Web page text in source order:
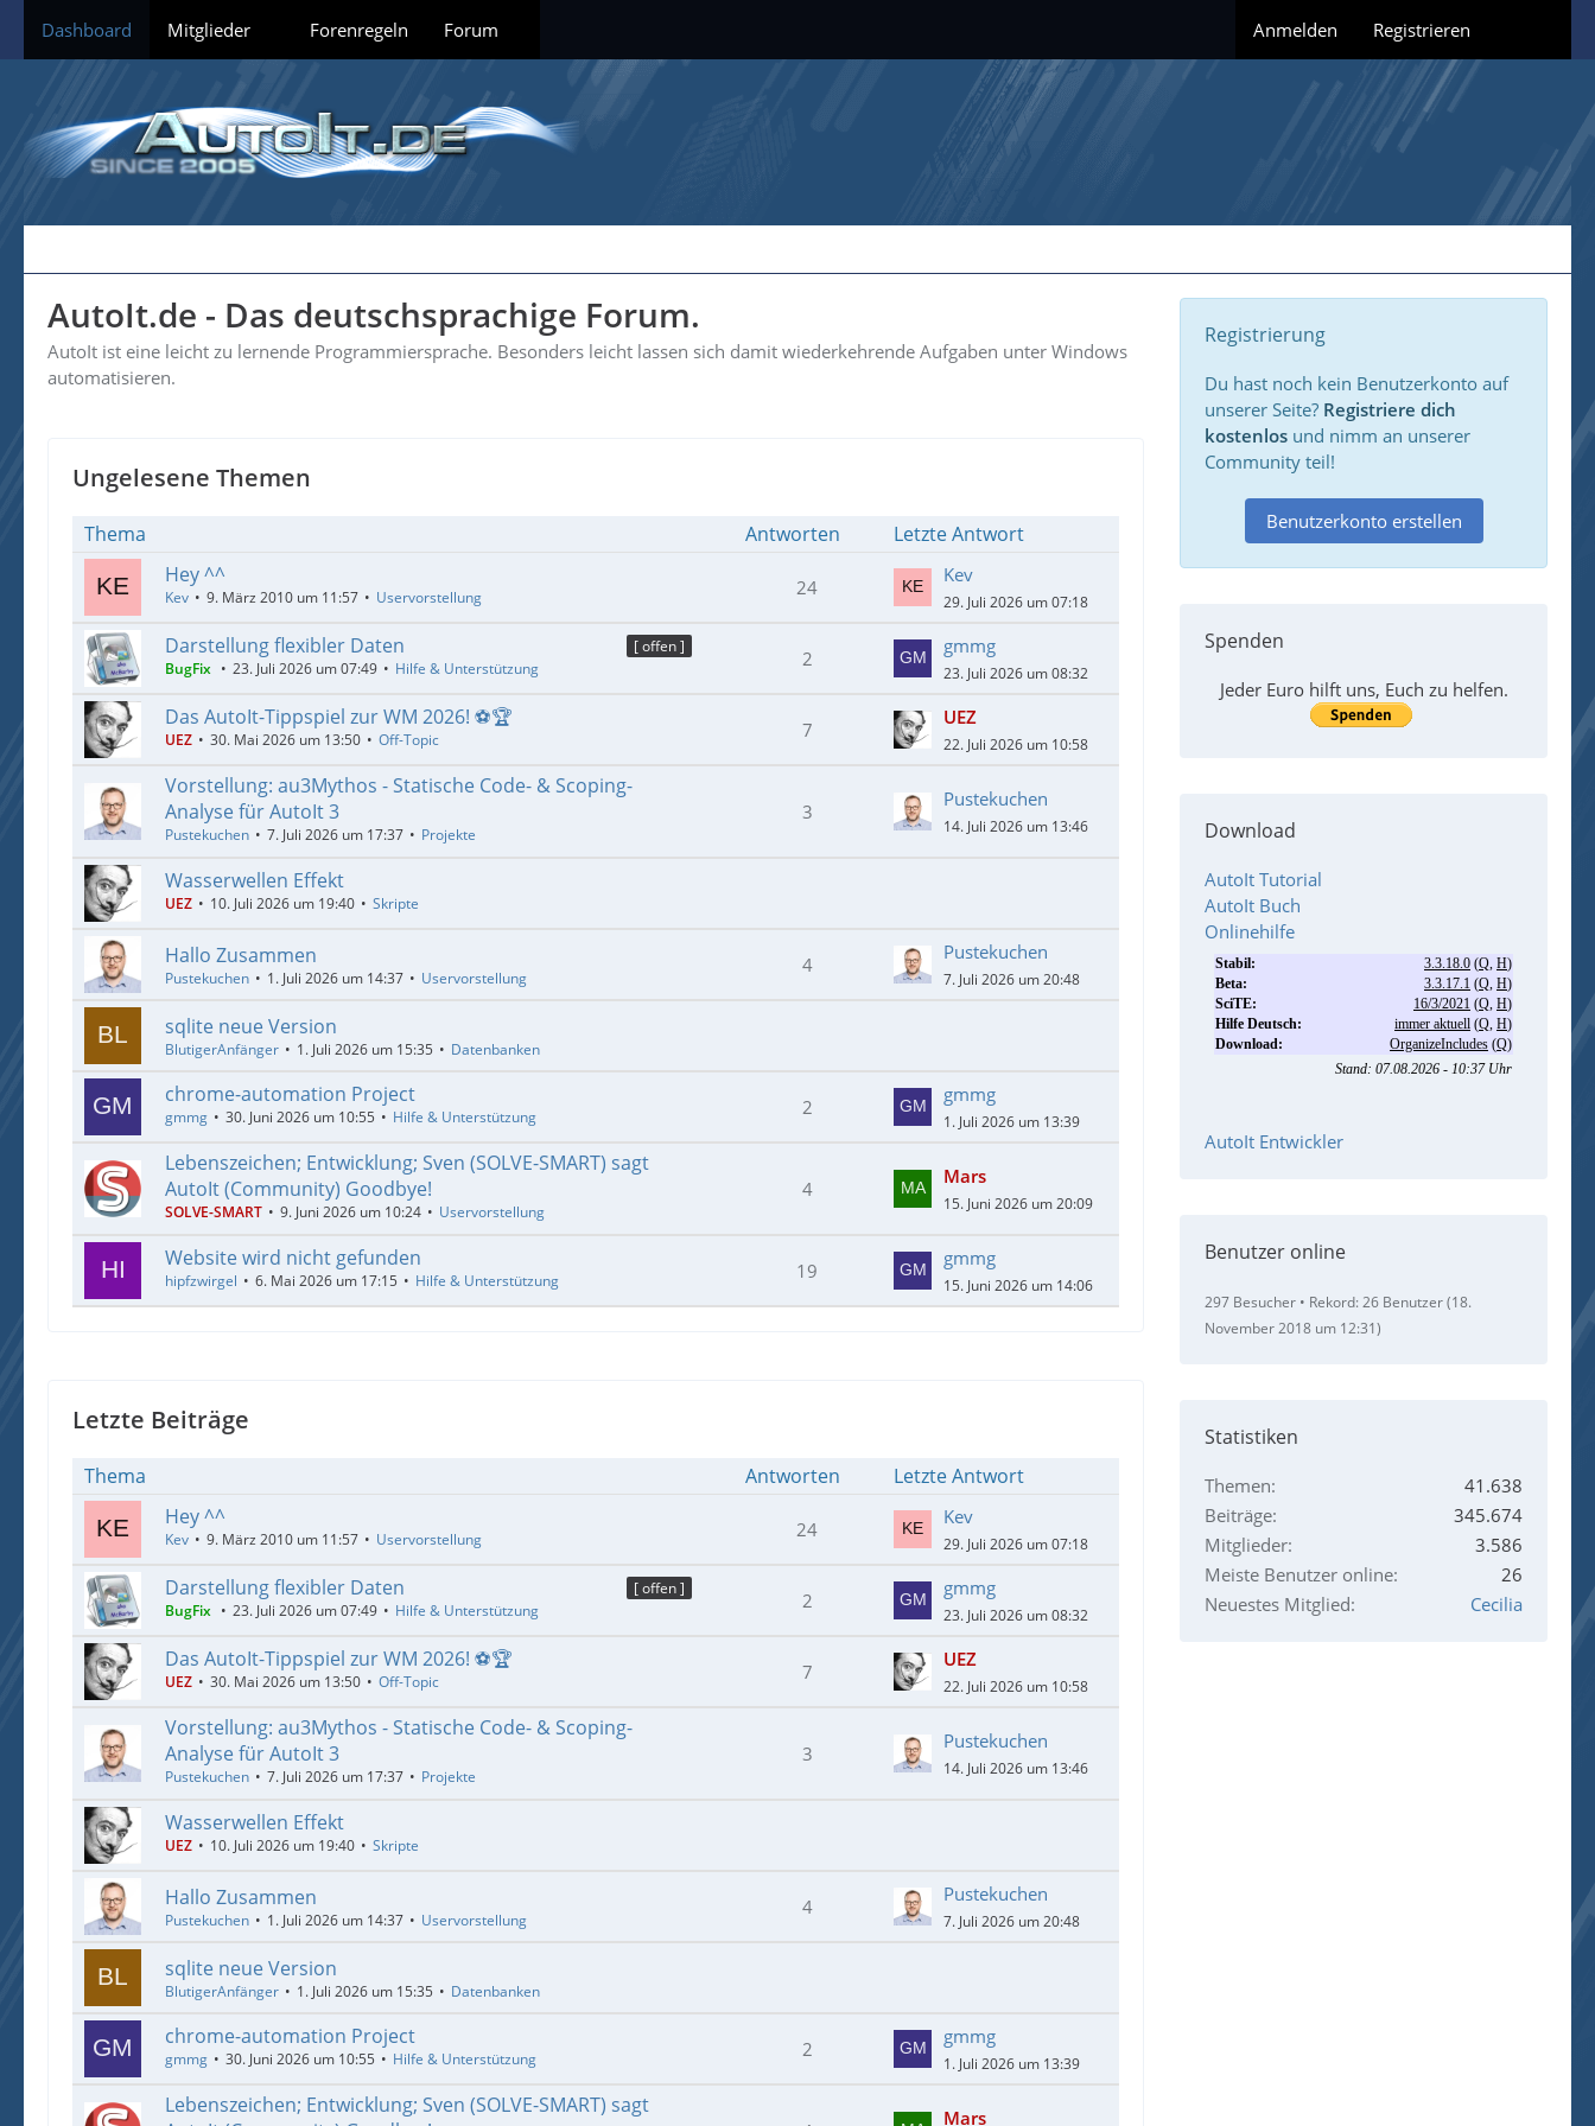
Dashboard Mitglieder Forenregeln Forum Anmelden Registrieren
AutoIt.de - Das deutschsprachige Forum.
AutoIt ist eine leicht zu lernende Programmiersprache. Besonders leicht lassen sich damit wiederkehrende Aufgaben unter Windows
automatisieren.
Ungelesene Themen
Thema Antworten
Letzte Antwort
Hey ^^
Kev 9. März 2010 um 11:57 Uservorstellung 24
Kev
29. Juli 2026 um 07:18
[ offen ]
Darstellung flexibler Daten
BugFix 23. Juli 2026 um 07:49 Hilfe & Unterstützung 2
gmmg
23. Juli 2026 um 08:32
Das AutoIt-Tippspiel zur WM 2026! ⚽🏆
UEZ 30. Mai 2026 um 13:50 Off-Topic 7
UEZ
22. Juli 2026 um 10:58
Vorstellung: au3Mythos - Statische Code- & Scoping-
Analyse für AutoIt 3
Pustekuchen 7. Juli 2026 um 17:37 Projekte
3
Pustekuchen
14. Juli 2026 um 13:46
Wasserwellen Effekt
UEZ 10. Juli 2026 um 19:40 Skripte
Hallo Zusammen
Pustekuchen 1. Juli 2026 um 14:37 Uservorstellung
4
Pustekuchen
7. Juli 2026 um 20:48
sqlite neue Version
BlutigerAnfänger 1. Juli 2026 um 15:35 Datenbanken
chrome-automation Project
gmmg 30. Juni 2026 um 10:55 Hilfe & Unterstützung 2
gmmg
1. Juli 2026 um 13:39
Lebenszeichen; Entwicklung; Sven (SOLVE-SMART) sagt
AutoIt (Community) Goodbye!
SOLVE-SMART 9. Juni 2026 um 10:24 Uservorstellung
4
Mars
15. Juni 2026 um 20:09
Website wird nicht gefunden
hipfzwirgel 6. Mai 2026 um 17:15 Hilfe & Unterstützung 19
gmmg
15. Juni 2026 um 14:06
Letzte Beiträge
Thema Antworten
Letzte Antwort
Hey ^^
Kev 9. März 2010 um 11:57 Uservorstellung 24
Kev
29. Juli 2026 um 07:18
[ offen ]
Darstellung flexibler Daten
BugFix 23. Juli 2026 um 07:49 Hilfe & Unterstützung 2
gmmg
23. Juli 2026 um 08:32
Das AutoIt-Tippspiel zur WM 2026! ⚽🏆
UEZ 30. Mai 2026 um 13:50 Off-Topic 7
UEZ
22. Juli 2026 um 10:58
Vorstellung: au3Mythos - Statische Code- & Scoping-
Analyse für AutoIt 3
Pustekuchen 7. Juli 2026 um 17:37 Projekte
3
Pustekuchen
14. Juli 2026 um 13:46
Wasserwellen Effekt
UEZ 10. Juli 2026 um 19:40 Skripte
Hallo Zusammen
Pustekuchen 1. Juli 2026 um 14:37 Uservorstellung
4
Pustekuchen
7. Juli 2026 um 20:48
sqlite neue Version
BlutigerAnfänger 1. Juli 2026 um 15:35 Datenbanken
chrome-automation Project
gmmg 30. Juni 2026 um 10:55 Hilfe & Unterstützung 2
gmmg
1. Juli 2026 um 13:39
Lebenszeichen; Entwicklung; Sven (SOLVE-SMART) sagt
Mars
Registrierung
Du hast noch kein Benutzerkonto auf
unserer Seite? Registriere dich
kostenlos und nimm an unserer
Community teil!
Benutzerkonto erstellen
Spenden
Jeder Euro hilft uns, Euch zu helfen.
Download
AutoIt Tutorial
AutoIt Buch
Onlinehilfe
AutoIt Entwickler
Benutzer online
297 Besucher Rekord: 26 Benutzer (18.
November 2018 um 12:31)
Statistiken
Themen
41.638
Beiträge
345.674
Mitglieder
3.586
Meiste Benutzer online
26
Neuestes Mitglied
Cecilia